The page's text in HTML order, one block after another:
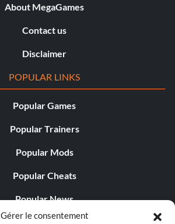
Gérer le consentement
About MegaGames
Contact us
Disclaimer
POPULAR LINKS
Popular Games
Popular Trainers
Popular Mods
Popular Cheats
Popular News